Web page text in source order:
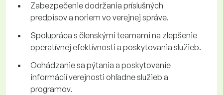
Zabezpečenie dodržania príslušných
predpisov a noriem vo verejnej správe.
Spolupráca s členskými teamami na zlepšenie
operatívnej efektívnosti a poskytovania služieb.
Ochádzanie sa pýtania a poskytovanie
informácií verejnosti ohľadne služieb a
programov.